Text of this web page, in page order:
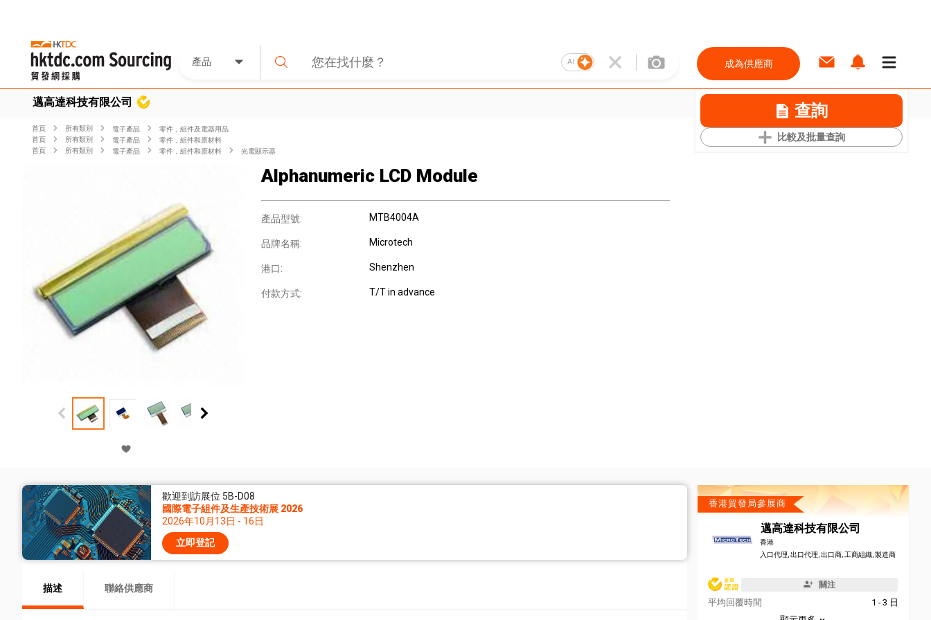
產品 AI 成為供應商
邁高達科技有限公司 查詢
比較及批量查詢
首頁 所有類別 電子產品
零件，組件及電器用品
首頁
所有類別 電子產品
零件，組件和原材料
首頁
所有類別 電子產品 零件，組件和原材料 光電顯示器
Alphanumeric LCD Module
產品型號: MTB4004A
品牌名稱: Microtech
港口: Shenzhen
付款方式: T/T in advance
歡迎到訪展位 5B-D08
國際電子組件及生產技術展 2026
2026年10月13日 - 16日
立即登記
描述 聯絡供應商
香港貿發局參展商
邁高達科技有限公司
香港
入口代理, 出口代理, 出口商, 工商組織, 製造商
關注
平均回覆時間
1 - 3 日